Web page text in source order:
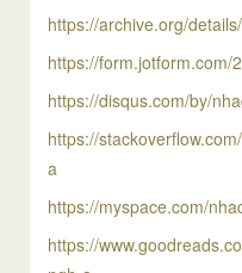
https://archive.org/
https://form.jotform.com/
https://disqus.com/by/
https://
a
https://myspace.com/
https://